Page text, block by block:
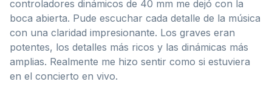
controladores dinámicos de 40 mm me dejó con la
boca abierta. Pude escuchar cada detalle de la música
con una claridad impresionante. Los graves eran
potentes, los detalles más ricos y las dinámicas más
amplias. Realmente me hizo sentir como si estuviera
en el concierto en vivo.